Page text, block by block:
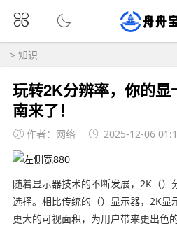
> 知识
玩转2K分辨率，你的
南来了！
作者：网络 2025-12-06
随着显示器技术的不断发展，2K（）
选择。相比传统的（）显示器，2K显
更大的可视面积，为用户带来更出色